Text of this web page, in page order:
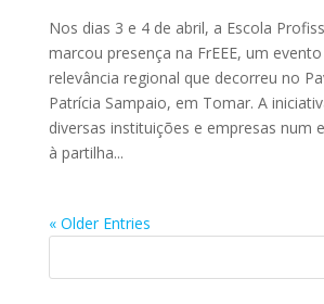
Nos dias 3 e 4 de abril, a Escola
marcou presença na FrEEE, um
relevância regional que decorreu no
Patrícia Sampaio, em Tomar. A
diversas instituições e empresas num
à partilha...
« Older Entries